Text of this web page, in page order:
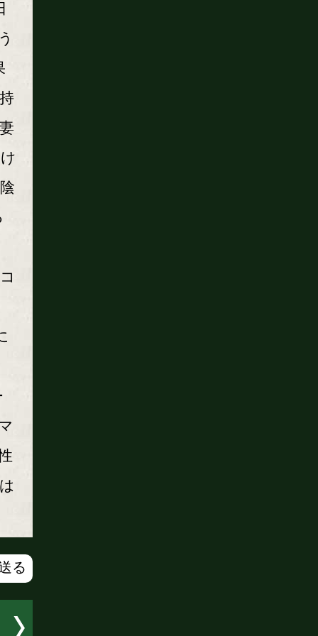
る